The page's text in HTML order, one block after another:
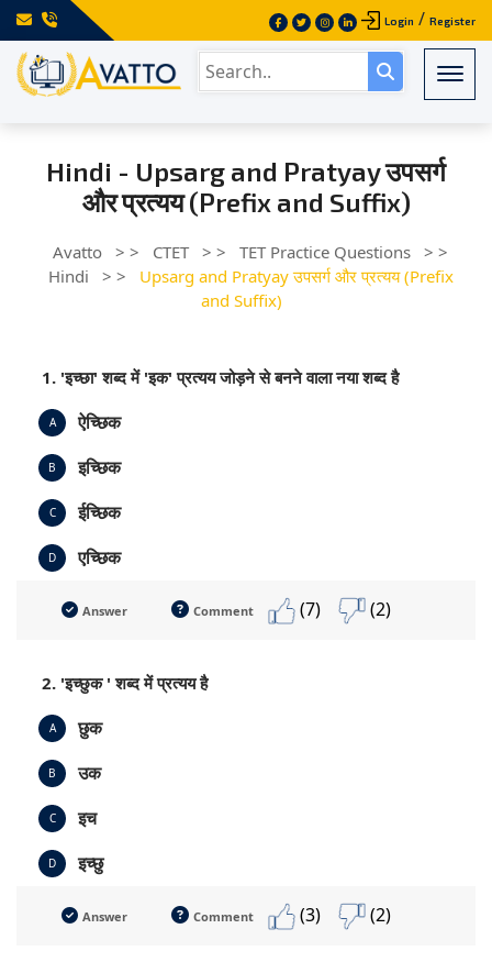
Login / Register
Hindi - Upsarg and Pratyay उपसर्ग
और प्रत्यय (Prefix and Suffix)
Avatto > > CTET > > TET Practice Questions > >
Hindi
> >
Upsarg and Pratyay उपसर्ग और प्रत्यय (Prefix
and Suffix)
1. 'इच्छा' शब्द में 'इक' प्रत्यय जोड़ने से बनने वाला नया शब्द है
A ऐच्छिक
B इच्छिक
C ईच्छिक
D एच्छिक
Answer Comment (7) (2)
2. 'इच्छुक ' शब्द में प्रत्यय है
A छुक
B उक
C इच
D इच्छु
Answer Comment (3) (2)